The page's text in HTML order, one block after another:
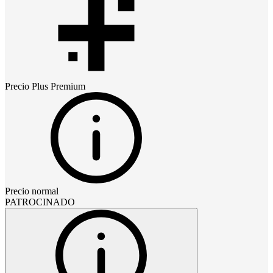
Precio Plus Premium
Precio normal
PATROCINADO